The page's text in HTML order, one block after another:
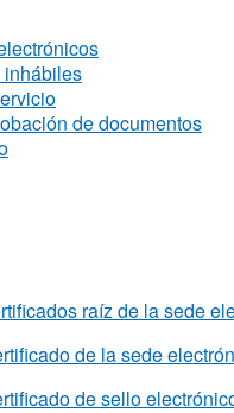
raíz de la sede
de la sede
de sello